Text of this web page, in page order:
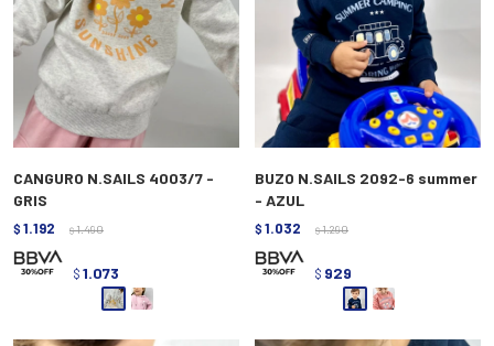
CANGURO N.SAILS 4003/7 -
GRIS
$ 1.192 $ 1.490
$ 1.073
BUZO N.SAILS 2092-6 summer
- AZUL
$ 1.032 $ 1.290
$ 929